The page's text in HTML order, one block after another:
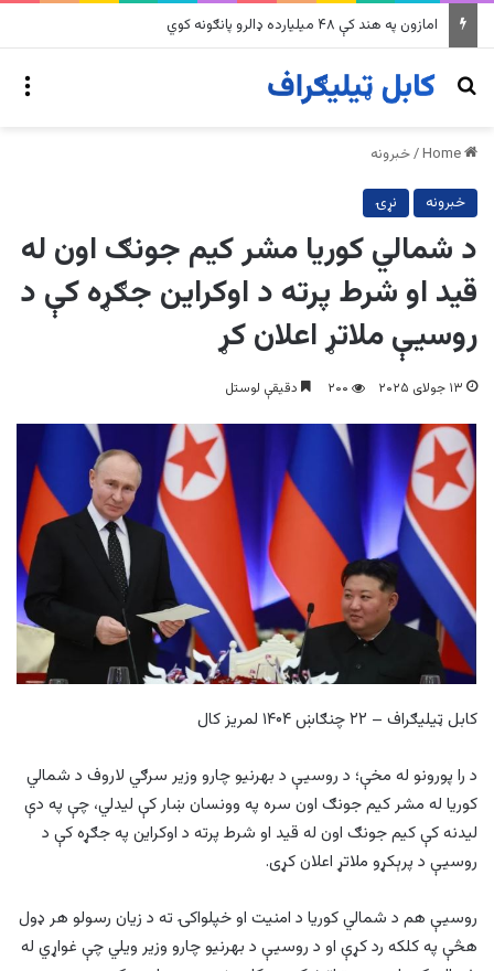
په وینزویلا کې زورورو زلزلو پراخ زیانونه اړولي
Search for
/خبرونه
خبرونه نړۍ
د شمالي کوریا مشر کیم جونګ اون له
قید او شرط پرته د اوکراین جګړه کې د
روسیې ملاتړ اعلان کړ
۱۳ جولای ۲۰۲۵ ۲۰۰ دقیقې لوستل
کابل ټيلیګراف – ۲۲ چنګاښ ۱۴۰۴ لمریز کال
د را پورونو له مخې؛ د روسیې د بهرنیو چارو وزیر سرګي لاروف د شمالي
کوریا له مشر کیم جونګ اون سره په وونسان ښار کې لیدلي، چې په دې
لیدنه کې کیم جونګ اون له قید او شرط پرته د اوکراین په جګړه کې د
روسیې د پرېکړو ملاتړ اعلان کړی.
روسیې هم د شمالي کوریا د امنیت او خپلواکۍ ته د زیان رسولو هر ډول
هڅې په کلکه رد کړې او د روسیې د بهرنیو چارو وزیر ویلي چې غواړي له